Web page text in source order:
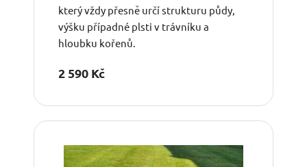
který vždy přesně určí strukturu půdy,
výšku případné plsti v trávníku a
hloubku kořenů.
2 590 Kč